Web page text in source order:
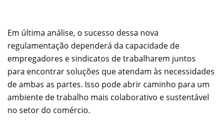
Em última análise, o sucesso dessa nova
regulamentação dependerá da capacidade de
empregadores e sindicatos de trabalharem juntos
para encontrar soluções que atendam às necessidades
de ambas as partes. Isso pode abrir caminho para um
ambiente de trabalho mais colaborativo e sustentável
no setor do comércio.